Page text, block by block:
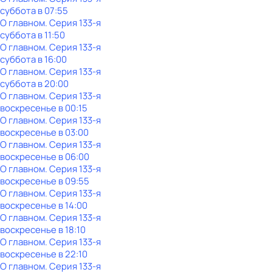
субботав07:55
О главном. Серия 133-я
субботав11:50
О главном. Серия 133-я
субботав16:00
О главном. Серия 133-я
субботав20:00
О главном. Серия 133-я
воскресенье в00:15
О главном. Серия 133-я
воскресенье в03:00
О главном. Серия 133-я
воскресенье в06:00
О главном. Серия 133-я
воскресенье в09:55
О главном. Серия 133-я
воскресенье в14:00
О главном. Серия 133-я
воскресенье в18:10
О главном. Серия 133-я
воскресенье в22:10
О главном. Серия 133-я